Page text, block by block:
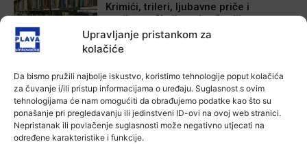
Upravljanje pristankom za
kolačiće
Da bismo pružili najbolje iskustvo, koristimo tehnologije poput kolačića
za čuvanje i/ili pristup informacijama o uređaju. Suglasnost s ovim
tehnologijama će nam omogućiti da obrađujemo podatke kao što su
ponašanje pri pregledavanju ili jedinstveni ID-ovi na ovoj web stranici.
Nepristanak ili povlačenje suglasnosti može negativno utjecati na
određene karakteristike i funkcije.
Krimići, trileri, ljubavne priče i
povijesna fikcija najtraženiji su
žanrovi ovoga ljeta u vinkovačkoj
knjižnici
Aktualno
Iz Vinkovačkog vodovoda i
kanalizacije najavljuju smanjenje
tlaka u vodovodnoj mreži
6 kolovoza, 2026